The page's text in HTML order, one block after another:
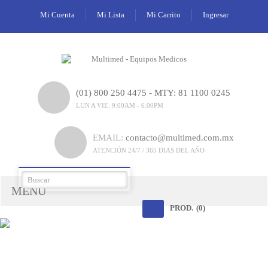
Mi Cuenta Mi Lista Mi Carrito Ingresar
(01) 800 250 4475 - MTY: 81 1100 0245
LUN A VIE: 9:00AM - 6:00PM
EMAIL: contacto@multimed.com.mx
ATENCIÓN 24/7 / 365 DIAS DEL AÑO
PROD. (0)
MENÚ